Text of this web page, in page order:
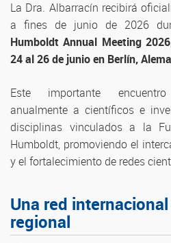
La Dra. Albarracín recibirá
a fines de junio de 2026
Humboldt Annual Meeting 2026
24 al 26 de junio en Berlín,
Este importante
anualmente a científicos e
disciplinas vinculados a la
Humboldt, promoviendo el
y el fortalecimiento de redes
Una red
regional